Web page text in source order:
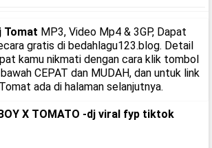
Tomat MP3, Video Mp4 & 3GP, Dapat
gratis di bedahlagu123.blog. Detail
kamu nikmati dengan cara klik tombol
CEPAT dan MUDAH, dan untuk link
ada di halaman selanjutnya.
X TOMATO -dj viral fyp tiktok